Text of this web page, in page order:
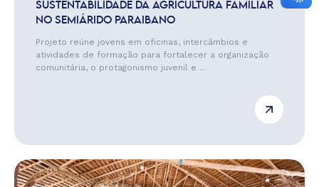
SUSTENTABILIDADE DA AGRICULTURA FAMILIAR
NO SEMIÁRIDO PARAIBANO
Projeto reúne jovens em oficinas, intercâmbios e
atividades de formação para fortalecer a organização
comunitária, o protagonismo juvenil e ...